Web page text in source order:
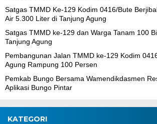
Satgas TMMD Ke-129 Kodim 0416/Bute
Air 5.300 Liter di Tanjung Agung
Satgas TMMD ke-129 dan Warga Tanam 100
Tanjung Agung
Pembangunan Jalan TMMD ke-129 Kodim
Agung Rampung 100 Persen
Pemkab Bungo Bersama Wamendikdasmen
Aplikasi Bungo Pintar
KATEGORI